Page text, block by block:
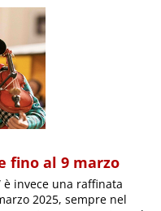
fino al 9 marzo
è invece una raffinata
2025, sempre nel